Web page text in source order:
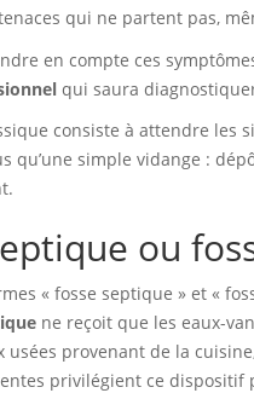
qui ne partent pas,
en compte ces
qui saura
consiste à attendre les
qu’une simple vidange :
ou
« fosse septique » et «
ne reçoit que les eaux-
usées provenant de la
privilégient ce dispositif